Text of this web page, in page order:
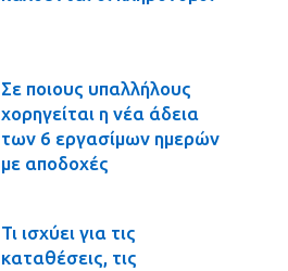
Σε ποιους υπαλλήλους
χορηγείται η νέα άδεια
των 6 εργασίμων ημερών
με αποδοχές
Τι ισχύει για τις
καταθέσεις, τις